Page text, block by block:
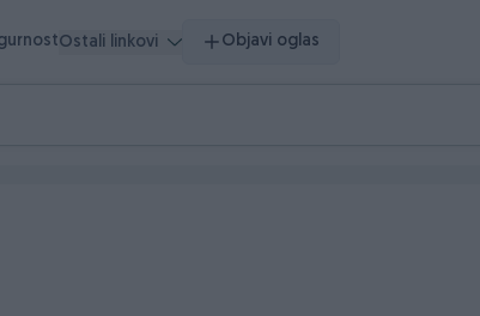
Ostali linkovi Objavi oglas